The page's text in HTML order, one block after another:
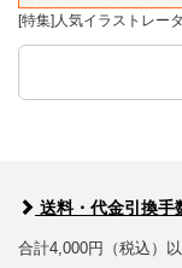
[特集]人気イラストレー
送料・代金引換手
合計4,000円（税込）